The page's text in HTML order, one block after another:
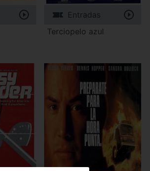
Entradas
Terciopelo azul